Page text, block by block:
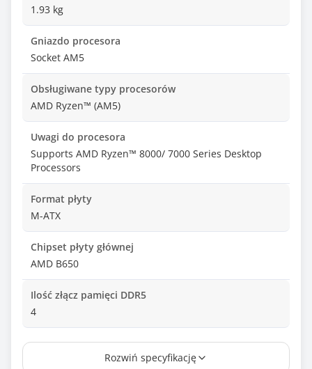
1.93 kg
Gniazdo procesora
Socket AM5
Obsługiwane typy procesorów
AMD Ryzen™ (AM5)
Uwagi do procesora
Supports AMD Ryzen™ 8000/ 7000 Series Desktop
Processors
Format płyty
M-ATX
Chipset płyty głównej
AMD B650
Ilość złącz pamięci DDR5
4
Maksymalna wielkość pamięci
Rozwiń specyfikację